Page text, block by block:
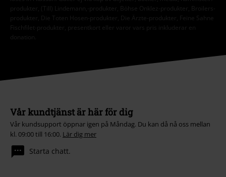
produkter, (Till) Lindemann,-produkter, Böhse Onklez-produkter, Broilers-
produkter, Die Toten Hosen-produkter, Die Ärzte-produkter, Feine Sahne
Fischfilet-produkter, presentkort eller varor vars pris inkluderar en
donation.
Vår kundtjänst är här för dig
Vår kundsupport öppnar igen på Måndag. Du kan då nå oss mellan
kl. 09:00 till 16:00. Lär dig mer
Starta chatt.